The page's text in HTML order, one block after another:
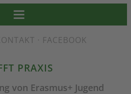
· FACEBOOK
PRAXIS
von Erasmus+ Jugend